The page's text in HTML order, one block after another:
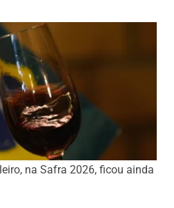
na Safra 2026, ficou ainda